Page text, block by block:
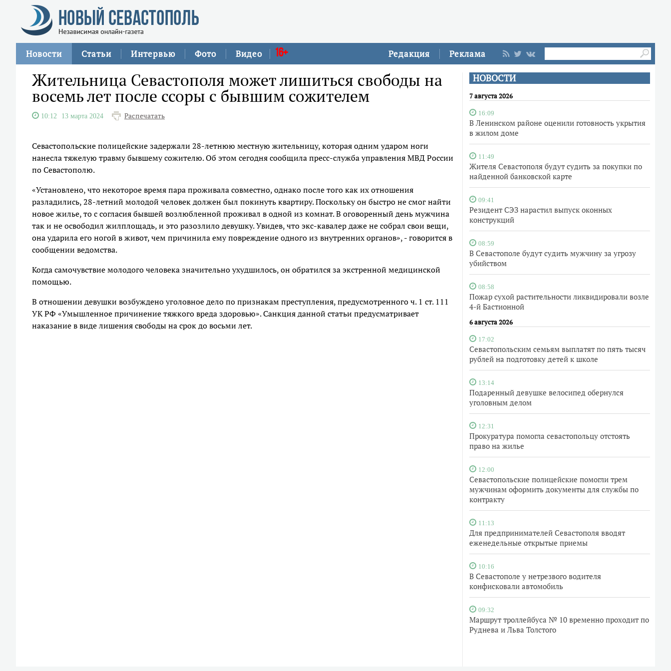
Редакция Реклама
Новости Статьи Интервью Фото Видео 16+
НОВОСТИ
7 августа 2026
16:09
В Ленинском районе оценили готовность укрытия
в жилом доме
11:49
Жителя Севастополя будут судить за покупки по
найденной банковской карте
09:41
Резидент СЭЗ нарастил выпуск оконных
конструкций
08:59
В Севастополе будут судить мужчину за угрозу
убийством
08:58
Пожар сухой растительности ликвидировали возле
4-й Бастионной
6 августа 2026
17:02
Севастопольским семьям выплатят по пять тысяч
рублей на подготовку детей к школе
13:14
Подаренный девушке велосипед обернулся
уголовным делом
12:31
Прокуратура помогла севастопольцу отстоять
право на жилье
12:00
Севастопольские полицейские помогли трем
мужчинам оформить документы для службы по
контракту
11:13
Для предпринимателей Севастополя вводят
еженедельные открытые приемы
10:16
В Севастополе у нетрезвого водителя
конфисковали автомобиль
09:32
Маршрут троллейбуса № 10 временно проходит по
Руднева и Льва Толстого
Жительница Севастополя может лишиться свободы на
восемь лет после ссоры с бывшим сожителем
10:12 13 марта 2024 Распечатать
Севастопольские полицейские задержали 28-летнюю местную жительницу, которая одним ударом ноги
нанесла тяжелую травму бывшему сожителю. Об этом сегодня сообщила пресс-служба управления МВД России
по Севастополю.
«Установлено, что некоторое время пара проживала совместно, однако после того как их отношения
разладились, 28-летний молодой человек должен был покинуть квартиру. Поскольку он быстро не смог найти
новое жилье, то с согласия бывшей возлюбленной проживал в одной из комнат. В оговоренный день мужчина
так и не освободил жилплощадь, и это разозлило девушку. Увидев, что экс-кавалер даже не собрал свои вещи,
она ударила его ногой в живот, чем причинила ему повреждение одного из внутренних органов», - говорится в
сообщении ведомства.
Когда самочувствие молодого человека значительно ухудшилось, он обратился за экстренной медицинской
помощью.
В отношении девушки возбуждено уголовное дело по признакам преступления, предусмотренного ч. 1 ст. 111
УК РФ «Умышленное причинение тяжкого вреда здоровью». Санкция данной статьи предусматривает
наказание в виде лишения свободы на срок до восьми лет.